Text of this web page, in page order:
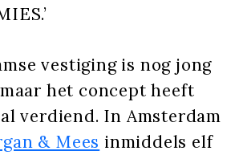
vestiging is nog jong
het concept heeft
verdiend. In Amsterdam
& Mees inmiddels elf